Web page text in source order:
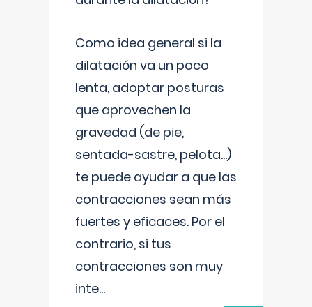
Como idea general si la
dilatación va un poco
lenta, adoptar posturas
que aprovechen la
gravedad (de pie,
sentada-sastre, pelota...)
te puede ayudar a que las
contracciones sean más
fuertes y eficaces. Por el
contrario, si tus
contracciones son muy
inte...